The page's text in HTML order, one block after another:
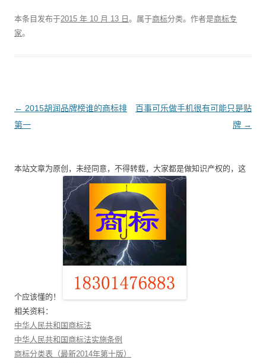
本条目发布于2015 年 10 月 13 日 。属于商标分类。 作者是商标专
家。
文
章
← 2015胡润品牌榜谁的商标排
第一
百事可乐做手机很有可能只是贴
牌 →
本站文章为原创，未经同意，不得转载，大家都是做知识产权的，这
个应该懂的！
相关资料：
中华人民共和国商标法
中华人民共和国商标法实施条例
商标分类表（最新2014年第十版）